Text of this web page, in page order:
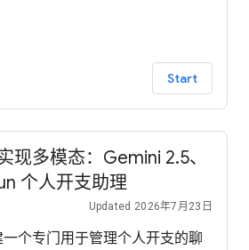
Start
现多模态：Gemini 2.5、
个人开支助理
Updated 2026年7月23日
个专门用于管理个人开支的聊